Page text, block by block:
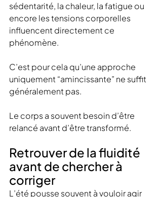
sédentarité, la chaleur, la fatigue ou
encore les tensions corporelles
influencent directement ce
phénomène.
C’est pour cela qu’une approche
uniquement “amincissante” ne suffit
généralement pas.
Le corps a souvent besoin d’être
relancé avant d’être transformé.
Retrouver de la fluidité
avant de chercher à
corriger
L’été pousse souvent à vouloir agir